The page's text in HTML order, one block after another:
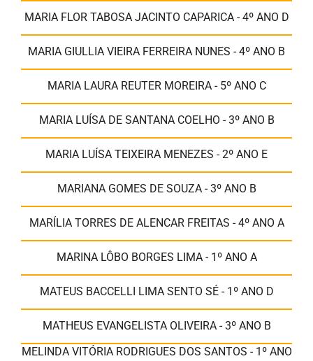
MARIA FLOR TABOSA JACINTO CAPARICA - 4º ANO D
MARIA GIULLIA VIEIRA FERREIRA NUNES - 4º ANO B
MARIA LAURA REUTER MOREIRA - 5º ANO C
MARIA LUÍSA DE SANTANA COELHO - 3º ANO B
MARIA LUÍSA TEIXEIRA MENEZES - 2º ANO E
MARIANA GOMES DE SOUZA - 3º ANO B
MARÍLIA TORRES DE ALENCAR FREITAS - 4º ANO A
MARINA LÔBO BORGES LIMA - 1º ANO A
MATEUS BACCELLI LIMA SENTO SÉ - 1º ANO D
MATHEUS EVANGELISTA OLIVEIRA - 3º ANO B
MELINDA VITÓRIA RODRIGUES DOS SANTOS - 1º ANO